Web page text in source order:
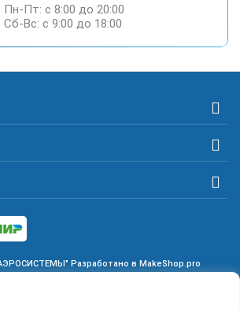
Пн-Пт: c 8:00 до 20:00
Сб-Вс: c 9:00 до 18:00
Разработано в MakeShop.pro